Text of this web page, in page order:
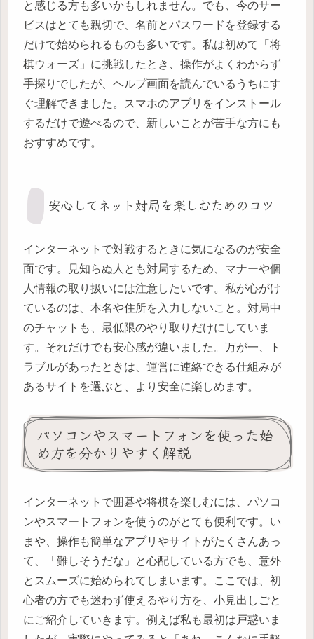
と感じる方も多いかもしれません。でも、今のサー
ビスはとても親切で、名前とパスワードを登録する
だけで始められるものも多いです。私は初めて「将
棋ウォーズ」に挑戦したとき、操作がよくわからず
手探りでしたが、ヘルプ画面を読んでいるうちにす
ぐ理解できました。スマホのアプリをインストール
するだけで遊べるので、新しいことが苦手な方にも
おすすめです。
安心してネット対局を楽しむためのコツ
インターネットで対戦するときに気になるのが安全
面です。見知らぬ人とも対局するため、マナーや個
人情報の取り扱いには注意したいです。私が心がけ
ているのは、本名や住所を入力しないこと。対局中
のチャットも、最低限のやり取りだけにしていま
す。それだけでも安心感が違いました。万が一、ト
ラブルがあったときは、運営に連絡できる仕組みが
あるサイトを選ぶと、より安全に楽しめます。
パソコンやスマートフォンを使った始
め方を分かりやすく解説
インターネットで囲碁や将棋を楽しむには、パソコ
ンやスマートフォンを使うのがとても便利です。い
まや、操作も簡単なアプリやサイトがたくさんあっ
て、「難しそうだな」と心配している方でも、意外
とスムーズに始められてしまいます。ここでは、初
心者の方でも迷わず使えるやり方を、小見出しごと
にご紹介していきます。例えば私も最初は戸惑いま